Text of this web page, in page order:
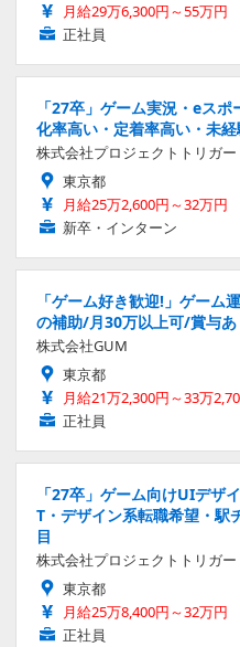
月給29万6,300円～55万円
正社員
「27卒」ゲーム実況・eス
化率高い・定着率高い・未
株式会社プロジェクトトリガー
東京都
月給25万2,600円～32万円
新卒・インターン
「ゲーム好き歓迎!」ゲーム
の補助/月30万以上可/賞与
株式会社GUM
東京都
月給21万2,300円～33万
正社員
「27卒」ゲーム向けUIデザ
T・デザイン系転職希望・駅
目
株式会社プロジェクトトリガー
東京都
月給25万8,400円～32万円
正社員